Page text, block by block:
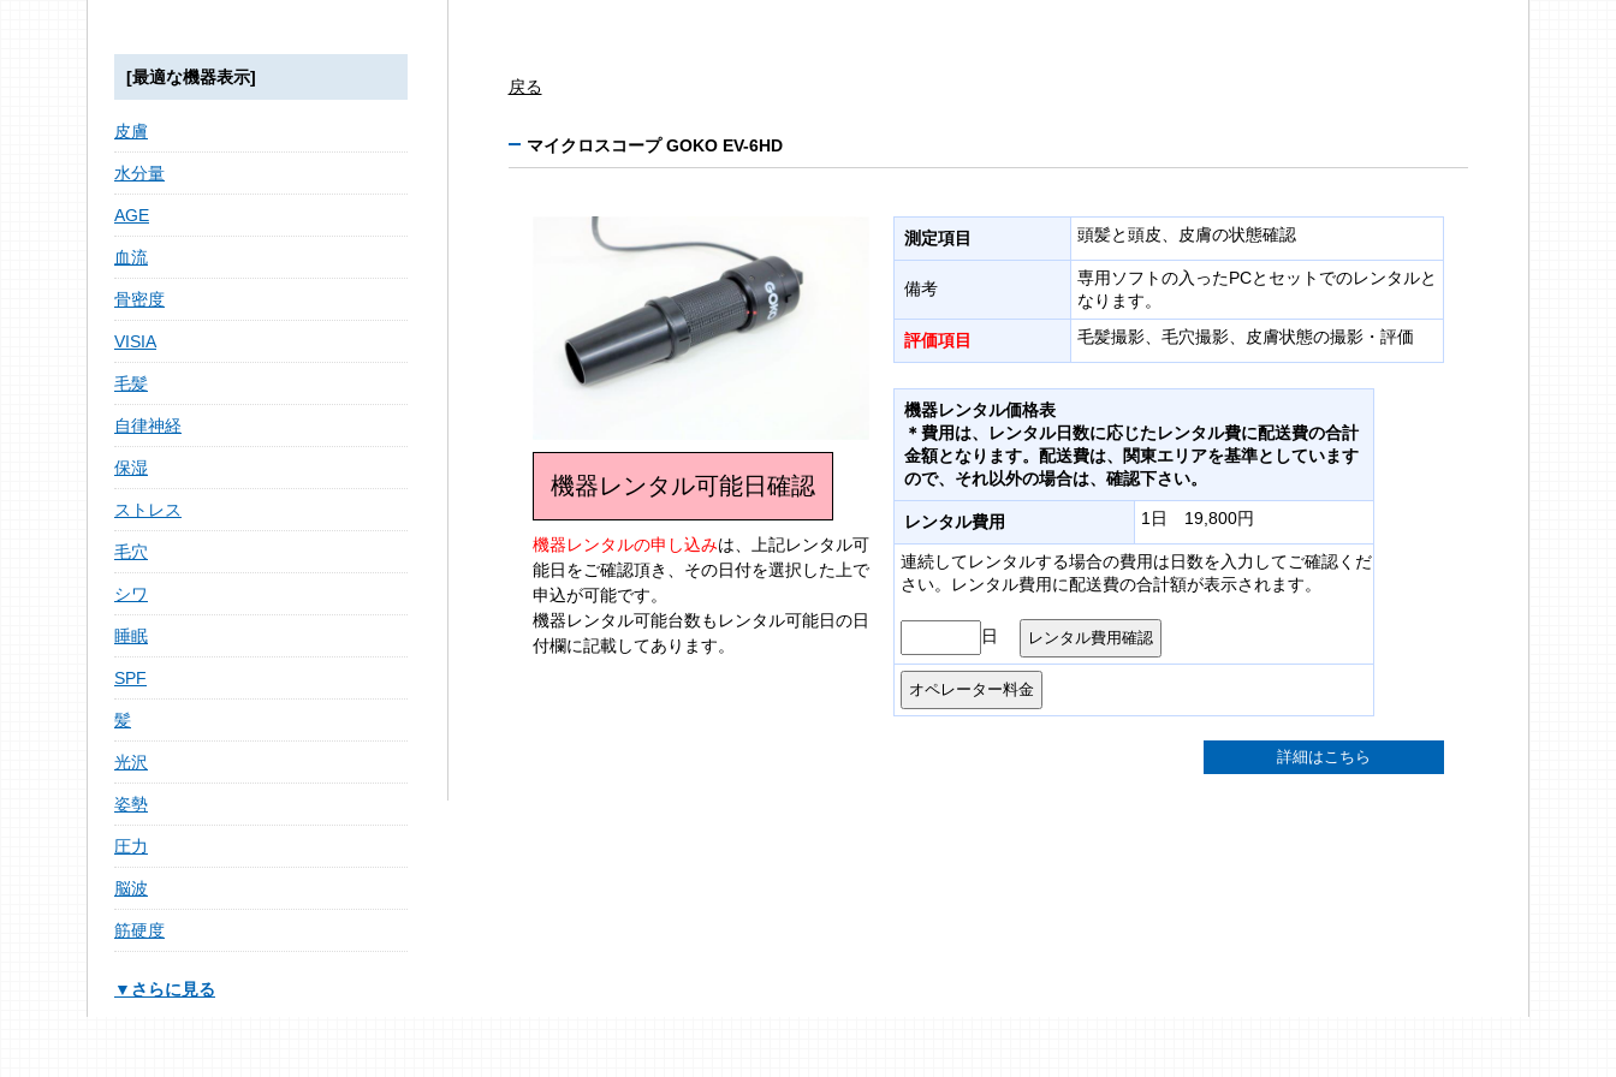
戻る
マイクロスコープ GOKO EV-6HD
機器レンタル可能日確認
機器レンタルの申し込みは、上記レンタル可
能日をご確認頂き、その日付を選択した上で
申込が可能です。
機器レンタル可能台数もレンタル可能日の日
付欄に記載してあります。
測定項目 頭髪と頭皮、皮膚の状態確認
備考
専用ソフトの入ったPCとセットでのレンタルと
なります。
評価項目 毛髪撮影、毛穴撮影、皮膚状態の撮影・評価
機器レンタル価格表
＊費用は、レンタル日数に応じたレンタル費に配送費の合計
金額となります。配送費は、関東エリアを基準としています
ので、それ以外の場合は、確認下さい。
レンタル費用 1日 19,800円
連続してレンタルする場合の費用は日数を入力してご確認くだ
さい。レンタル費用に配送費の合計額が表示されます。
日
詳細はこちら
[最適な機器表示]
皮膚
水分量
AGE
血流
骨密度
VISIA
毛髪
自律神経
保湿
ストレス
毛穴
シワ
睡眠
SPF
髪
光沢
姿勢
圧力
脳波
筋硬度
▼さらに見る